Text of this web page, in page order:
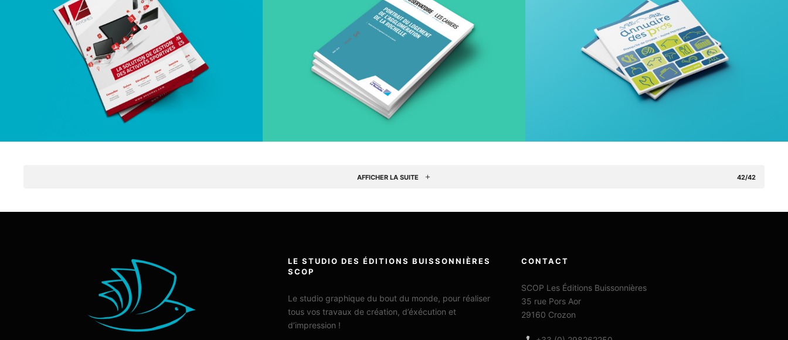
AFFICHER LA SUITE 42/42
LE STUDIO DES ÉDITIONS BUISSONNIÈRES
SCOP
Le studio graphique du bout du monde, pour réaliser
tous vos travaux de création, d’éxécution et
d’impression !
CONTACT
SCOP Les Éditions Buissonnières
35 rue Pors Aor
29160 Crozon